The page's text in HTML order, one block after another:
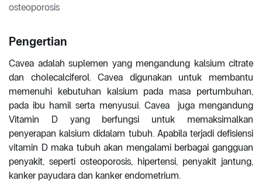
osteoporosis
Pengertian
Cavea adalah suplemen yang mengandung kalsium citrate
dan cholecalciferol. Cavea digunakan untuk membantu
memenuhi kebutuhan kalsium pada masa pertumbuhan,
pada ibu hamil serta menyusui. Cavea juga mengandung
Vitamin D yang berfungsi untuk memaksimalkan
penyerapan kalsium didalam tubuh. Apabila terjadi defisiensi
vitamin D maka tubuh akan mengalami berbagai gangguan
penyakit, seperti osteoporosis, hipertensi, penyakit jantung,
kanker payudara dan kanker endometrium.